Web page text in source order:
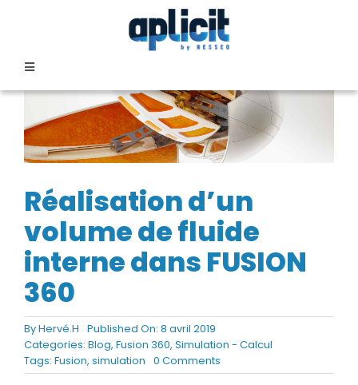
Toggle
Navigation
FORMATION
SERVICES
TEMOIGNAGES
EVENEMENTS
BLOG
Réalisation d’un
volume de fluide
interne dans FUSION
360
ByHervé.H Published On: 8 avril 2019
Categories: Blog, Fusion 360, Simulation - Calcul
Tags: Fusion, simulation 0 Commentson
Réalisation